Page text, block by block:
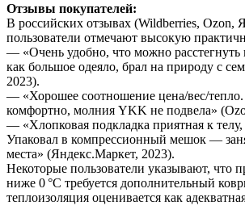
Отзывы покупателей:
В российских отзывах (Wildberries, Ozon,
пользователи отмечают высокую
— «Очень удобно, что можно
как большое одеяло, брал на природу с
2023).
— «Хорошее соотношение цена/вес/
комфортно, молния YKK не подвела»
— «Хлопковая подкладка приятная к телу,
Упаковал в компрессионный мешок —
места» (Яндекс.Маркет, 2023).
Некоторые пользователи указывают, что
ниже 0 °C требуется дополнительный
теплоизоляция оценивается как